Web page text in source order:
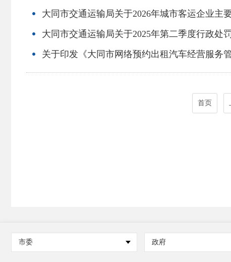
大同市交通运输局关于2026年城市客运企业主
大同市交通运输局关于2025年第二季度行政处
关于印发《大同市网络预约出租汽车经营服务
首页
市委 政府